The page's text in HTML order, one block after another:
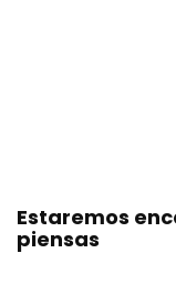
Estaremos
piensas